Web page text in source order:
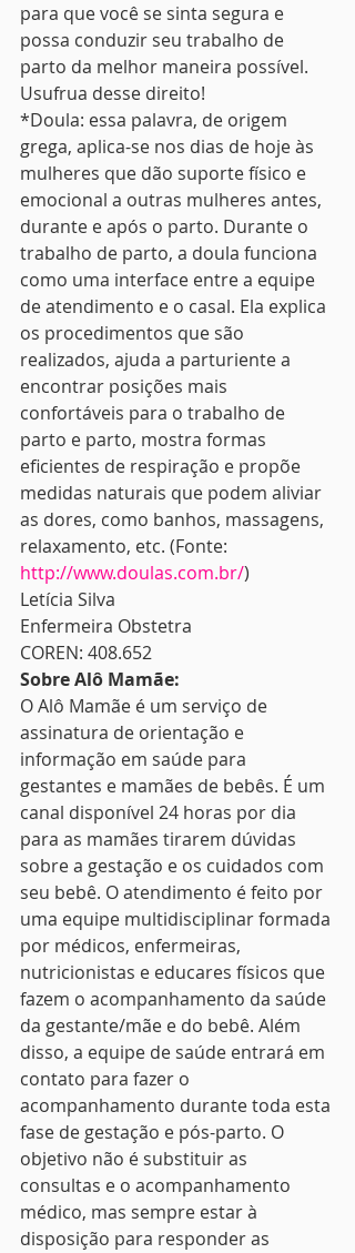
para que você se sinta segura e
possa conduzir seu trabalho de
parto da melhor maneira possível.
Usufrua desse direito!
*Doula: essa palavra, de origem
grega, aplica-se nos dias de hoje às
mulheres que dão suporte físico e
emocional a outras mulheres antes,
durante e após o parto. Durante o
trabalho de parto, a doula funciona
como uma interface entre a equipe
de atendimento e o casal. Ela explica
os procedimentos que são
realizados, ajuda a parturiente a
encontrar posições mais
confortáveis para o trabalho de
parto e parto, mostra formas
eficientes de respiração e propõe
medidas naturais que podem aliviar
as dores, como banhos, massagens,
relaxamento, etc. (Fonte:
http://www.doulas.com.br/)
Letícia Silva
Enfermeira Obstetra
COREN: 408.652
Sobre Alô Mamãe:
O Alô Mamãe é um serviço de
assinatura de orientação e
informação em saúde para
gestantes e mamães de bebês. É um
canal disponível 24 horas por dia
para as mamães tirarem dúvidas
sobre a gestação e os cuidados com
seu bebê. O atendimento é feito por
uma equipe multidisciplinar formada
por médicos, enfermeiras,
nutricionistas e educares físicos que
fazem o acompanhamento da saúde
da gestante/mãe e do bebê. Além
disso, a equipe de saúde entrará em
contato para fazer o
acompanhamento durante toda esta
fase de gestação e pós-parto. O
objetivo não é substituir as
consultas e o acompanhamento
médico, mas sempre estar à
disposição para responder as